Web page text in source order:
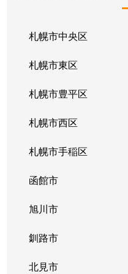
札幌市中央区
札幌市東区
札幌市豊平区
札幌市西区
札幌市手稲区
函館市
旭川市
釧路市
北見市